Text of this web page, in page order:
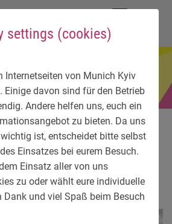
settings (cookies)
Internetseiten von Munich Kyiv
Einige davon sind für den Betrieb
Andere helfen uns, euch ein
zu bieten. Da uns
ist, entscheidet bitte selbst
Einsatzes bei eurem Besuch.
Einsatz aller von uns
zu oder wählt eure individuelle
Dank und viel Spaß beim Besuch